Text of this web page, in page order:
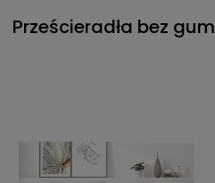
Prześcieradła bez